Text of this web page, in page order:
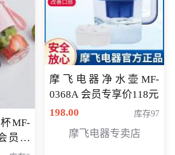
MF-
员专
摩飞电器净水壶MF-
0368A 会员专享价118元
198.00
库存97
摩飞电器专卖店